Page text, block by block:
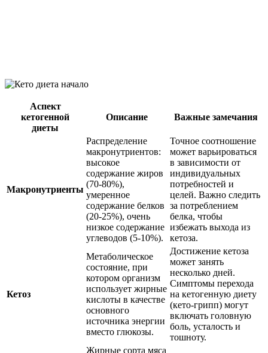
Аспект
кетогенной
диеты
Описание Важные замечания
Макронутриенты
Распределение
макронутриентов:
высокое
содержание жиров
(70-80%),
умеренное
содержание белков
(20-25%), очень
низкое содержание
углеводов (5-10%).
Точное соотношение
может варьироваться
в зависимости от
индивидуальных
потребностей и
целей. Важно следить
за потреблением
белка, чтобы
избежать выхода из
кетоза.
Кетоз
Метаболическое
состояние, при
котором организм
использует жирные
кислоты в качестве
основного
источника энергии
вместо глюкозы.
Достижение кетоза
может занять
несколько дней.
Симптомы перехода
на кетогенную диету
(кето-грипп) могут
включать головную
боль, усталость и
тошноту.
Жирные сорта мяса